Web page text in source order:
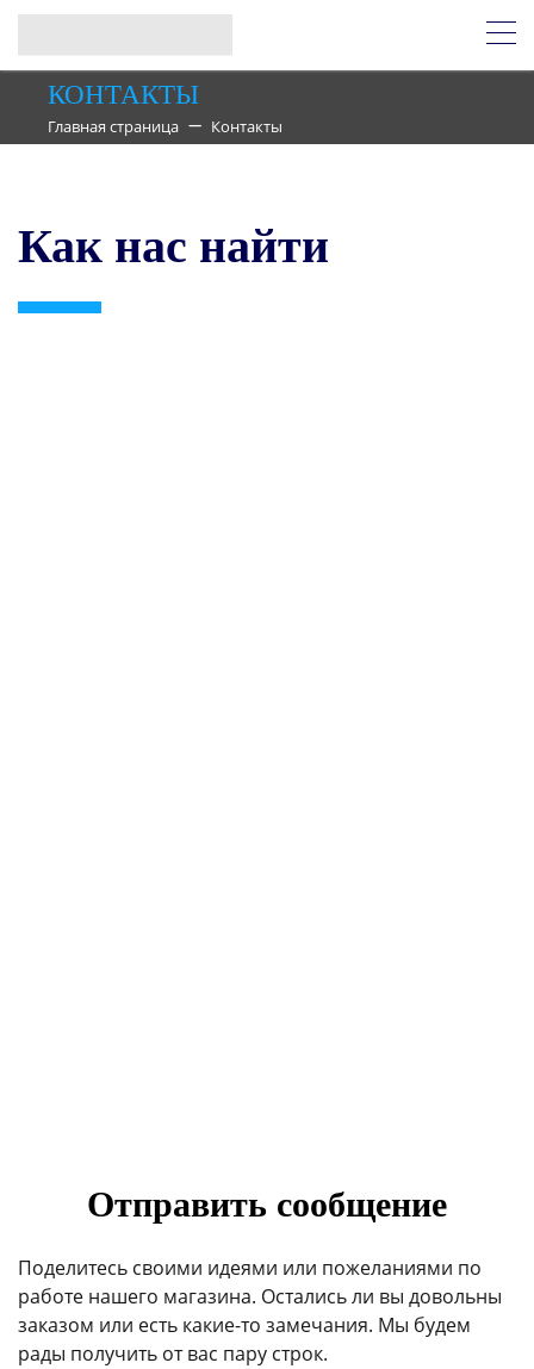
КОНТАКТЫ
Главная страница Контакты
Как нас найти
Отправить сообщение
Поделитесь своими идеями или пожеланиями по
работе нашего магазина. Остались ли вы довольны
заказом или есть какие-то замечания. Мы будем
рады получить от вас пару строк.